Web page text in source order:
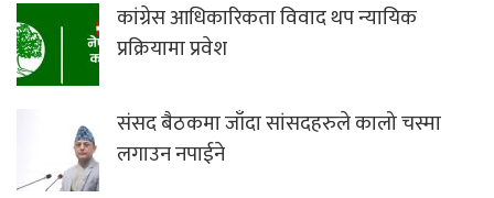
कांग्रेस आधिकारिकता विवाद थप न्यायिक
प्रक्रियामा प्रवेश
संसद बैठकमा जाँदा सांसदहरुले कालो चस्मा
लगाउन नपाईने